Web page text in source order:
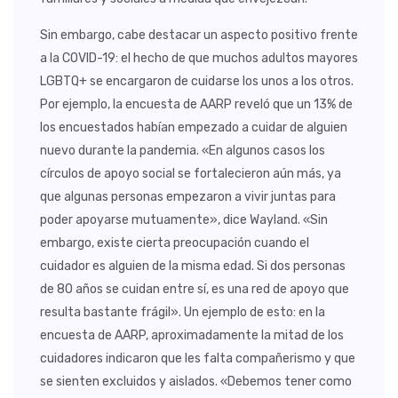
Sin embargo, cabe destacar un aspecto positivo frente
a la COVID-19: el hecho de que muchos adultos mayores
LGBTQ+ se encargaron de cuidarse los unos a los otros.
Por ejemplo, la encuesta de AARP reveló que un 13% de
los encuestados habían empezado a cuidar de alguien
nuevo durante la pandemia. «En algunos casos los
círculos de apoyo social se fortalecieron aún más, ya
que algunas personas empezaron a vivir juntas para
poder apoyarse mutuamente», dice Wayland. «Sin
embargo, existe cierta preocupación cuando el
cuidador es alguien de la misma edad. Si dos personas
de 80 años se cuidan entre sí, es una red de apoyo que
resulta bastante frágil». Un ejemplo de esto: en la
encuesta de AARP, aproximadamente la mitad de los
cuidadores indicaron que les falta compañerismo y que
se sienten excluidos y aislados. «Debemos tener como